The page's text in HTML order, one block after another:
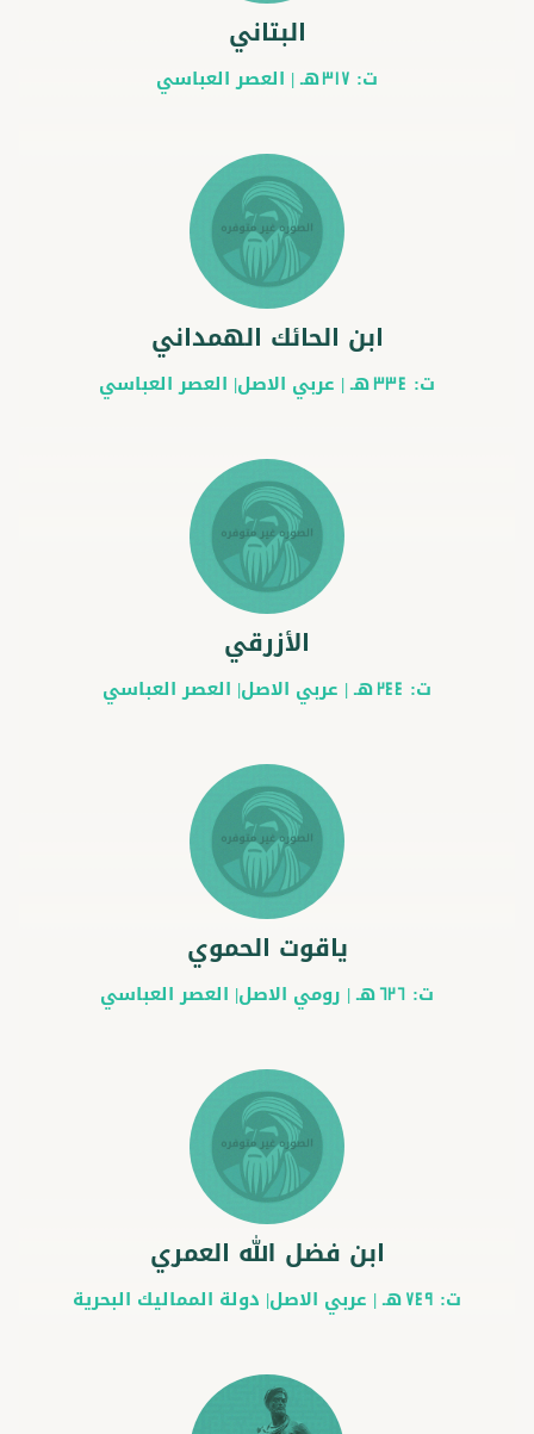
البتاني
ت: 317هـ | العصر العباسي
ابن الحائك الهمداني
ت: 334هـ | عربي الاصل| العصر العباسي
الأزرقي
ت: 244هـ | عربي الاصل| العصر العباسي
ياقوت الحموي
ت: 626هـ | رومي الاصل| العصر العباسي
ابن فضل الله العمري
ت: 749 هـ | عربي الاصل| دولة المماليك البحرية